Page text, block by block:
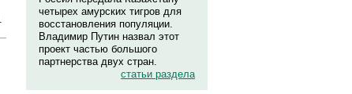
четырех амурских тигров для
восстановления популяции.
Владимир Путин назвал этот
проект частью большого
партнерства двух стран.
статьи раздела